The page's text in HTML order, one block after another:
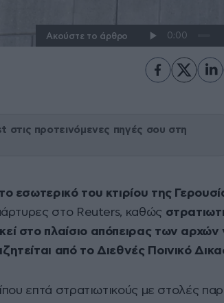
Ακούστε το άρθρο
στις προτεινόμενες πηγές σου στη
εσωτερικό του κτιρίου της
στο Reuters, καθώς
στο πλαίσιο απόπειρας των αρχών
από το Διεθνές Ποινικό
επτά στρατιωτικούς με στολές